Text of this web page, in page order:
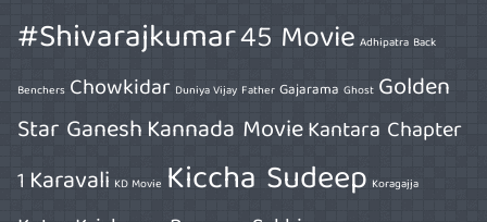
#Shivarajkumar45 Movie Adhipatra Back
Benchers Chowkidar Duniya Vijay Father Gajarama Ghost Golden
Star GaneshKannada MovieKantara Chapter
1 Karavali KD Movie Kiccha Sudeep Koragajja